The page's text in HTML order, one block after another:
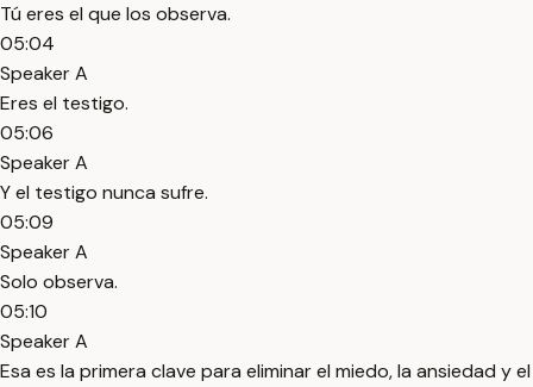
Tú eres el que los observa.
05:04
Speaker A
Eres el testigo.
05:06
Speaker A
Y el testigo nunca sufre.
05:09
Speaker A
Solo observa.
05:10
Speaker A
Esa es la primera clave para eliminar el miedo, la ansiedad y el